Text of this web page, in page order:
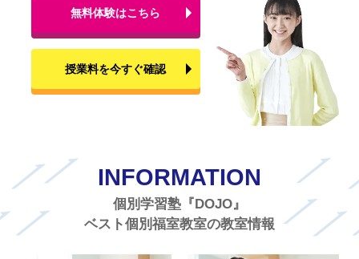
無料体験はこちら
授業料を今すぐ確認
INFORMATION
個別学習塾『DOJO』
ベスト個別福室教室の教室情報